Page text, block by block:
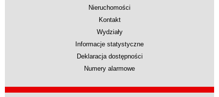
Nieruchomości
Kontakt
Wydziały
Informacje statystyczne
Deklaracja dostępności
Numery alarmowe